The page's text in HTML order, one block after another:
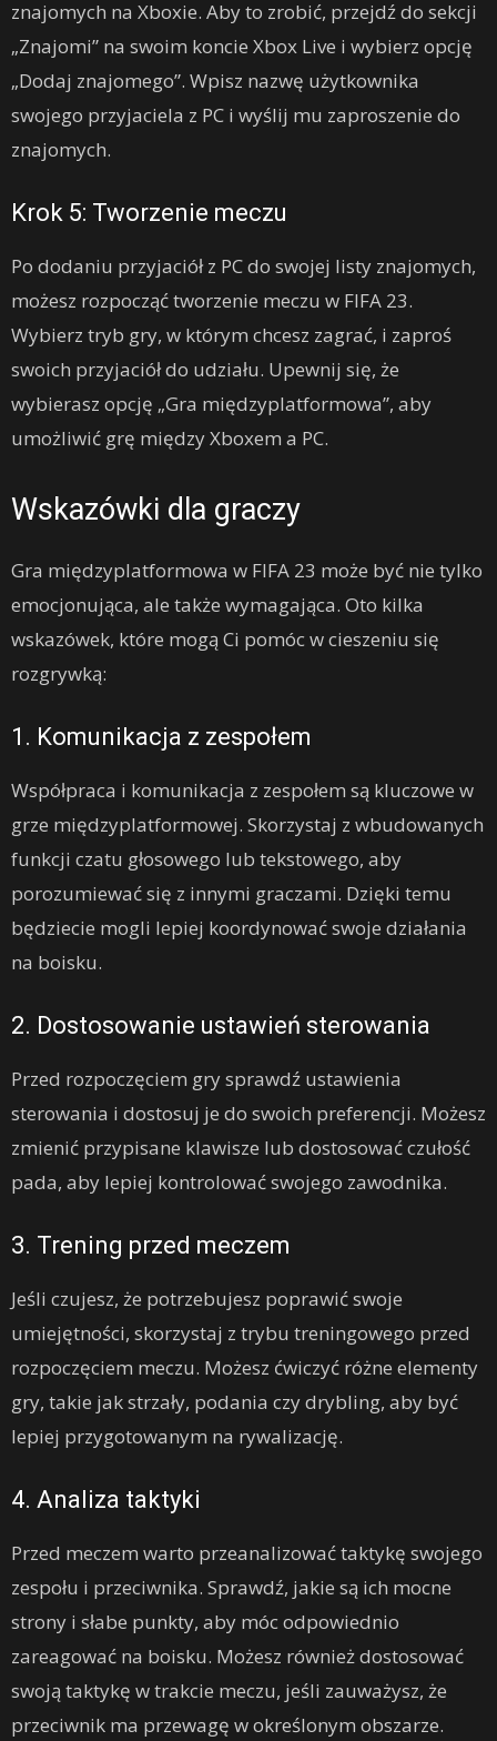
znajomych na Xboxie. Aby to zrobić, przejdź do sekcji
„Znajomi” na swoim koncie Xbox Live i wybierz opcję
„Dodaj znajomego”. Wpisz nazwę użytkownika
swojego przyjaciela z PC i wyślij mu zaproszenie do
znajomych.
Krok 5: Tworzenie meczu
Po dodaniu przyjaciół z PC do swojej listy znajomych,
możesz rozpocząć tworzenie meczu w FIFA 23.
Wybierz tryb gry, w którym chcesz zagrać, i zaproś
swoich przyjaciół do udziału. Upewnij się, że
wybierasz opcję „Gra międzyplatformowa”, aby
umożliwić grę między Xboxem a PC.
Wskazówki dla graczy
Gra międzyplatformowa w FIFA 23 może być nie tylko
emocjonująca, ale także wymagająca. Oto kilka
wskazówek, które mogą Ci pomóc w cieszeniu się
rozgrywką:
1. Komunikacja z zespołem
Współpraca i komunikacja z zespołem są kluczowe w
grze międzyplatformowej. Skorzystaj z wbudowanych
funkcji czatu głosowego lub tekstowego, aby
porozumiewać się z innymi graczami. Dzięki temu
będziecie mogli lepiej koordynować swoje działania
na boisku.
2. Dostosowanie ustawień sterowania
Przed rozpoczęciem gry sprawdź ustawienia
sterowania i dostosuj je do swoich preferencji. Możesz
zmienić przypisane klawisze lub dostosować czułość
pada, aby lepiej kontrolować swojego zawodnika.
3. Trening przed meczem
Jeśli czujesz, że potrzebujesz poprawić swoje
umiejętności, skorzystaj z trybu treningowego przed
rozpoczęciem meczu. Możesz ćwiczyć różne elementy
gry, takie jak strzały, podania czy drybling, aby być
lepiej przygotowanym na rywalizację.
4. Analiza taktyki
Przed meczem warto przeanalizować taktykę swojego
zespołu i przeciwnika. Sprawdź, jakie są ich mocne
strony i słabe punkty, aby móc odpowiednio
zareagować na boisku. Możesz również dostosować
swoją taktykę w trakcie meczu, jeśli zauważysz, że
przeciwnik ma przewagę w określonym obszarze.